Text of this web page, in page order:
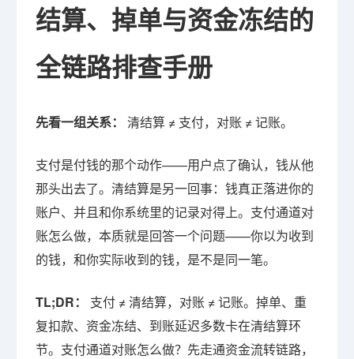
结算、掉单与资金冻结的
全链路排查手册
先看一组关系： 清结算 ≠ 支付，对账 ≠ 记账。
支付是付钱的那个动作——用户点了确认，钱从他
那头出去了。清结算是另一回事：钱真正落进你的
账户、并且和你系统里的记录对得上。支付通道对
账怎么做，本质就是回答一个问题——你以为收到
的钱，和你实际收到的钱，是不是同一笔。
TL;DR：
支付 ≠ 清结算，对账 ≠ 记账。掉单、重
复扣款、资金冻结、到账延迟多数卡在清结算环
节。支付通道对账怎么做？先走通资金流转链路，